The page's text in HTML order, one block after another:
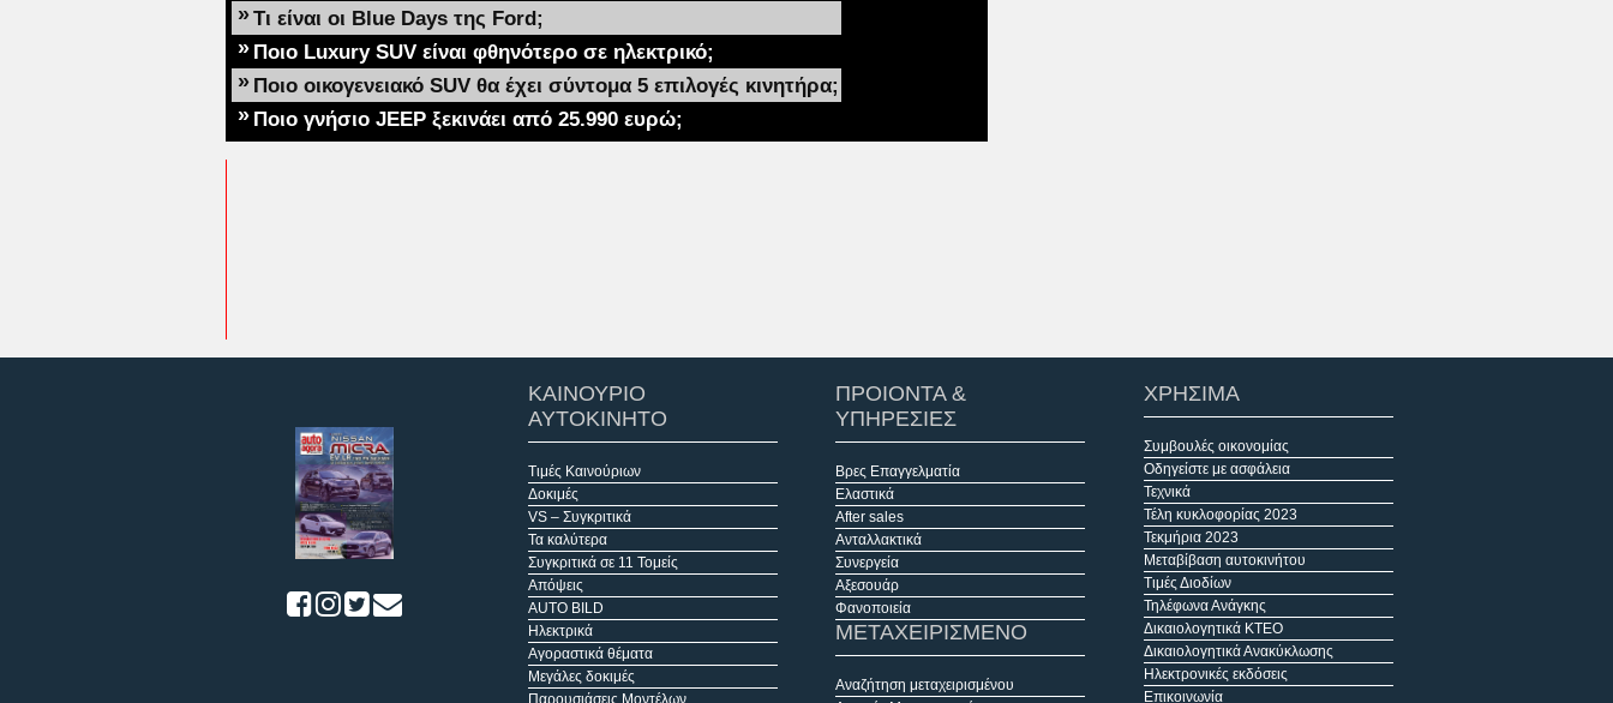
» Τι είναι οι Blue Days της Ford;
» Ποιο Luxury SUV είναι φθηνότερο σε ηλεκτρικό;
» Ποιο οικογενειακό SUV θα έχει σύντομα 5 επιλογές κινητήρα;
» Ποιο γνήσιο JEEP ξεκινάει από 25.990 ευρώ;
ΚΑΙΝΟΥΡΙΟ
ΑΥΤΟΚΙΝΗΤΟ
Τιμές Καινούριων
Δοκιμές
VS – Συγκριτικά
Τα καλύτερα
Συγκριτικά σε 11 Τομείς
Απόψεις
AUTO BILD
Ηλεκτρικά
Αγοραστικά θέματα
Μεγάλες δοκιμές
Παρουσιάσεις Μοντέλων
ΠΡΟΙΟΝΤΑ &
ΥΠΗΡΕΣΙΕΣ
Βρες Επαγγελματία
Ελαστικά
After sales
Ανταλλακτικά
Συνεργεία
Αξεσουάρ
Φανοποιεία
ΜΕΤΑΧΕΙΡΙΣΜΕΝΟ
Αναζήτηση μεταχειρισμένου
ΧΡΗΣΙΜΑ
Συμβουλές οικονομίας
Οδηγείστε με ασφάλεια
Τεχνικά
Τέλη κυκλοφορίας 2023
Τεκμήρια 2023
Μεταβίβαση αυτοκινήτου
Τιμές Διοδίων
Τηλέφωνα Ανάγκης
Δικαιολογητικά ΚΤΕΟ
Δικαιολογητικά Ανακύκλωσης
Ηλεκτρονικές εκδόσεις
Επικοινωνία